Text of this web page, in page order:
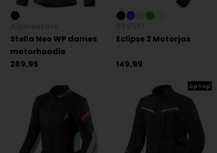
Stella Neo WP dames
motorhoodie
289,95
Eclipse 2 Motorjas
149,99
op=op